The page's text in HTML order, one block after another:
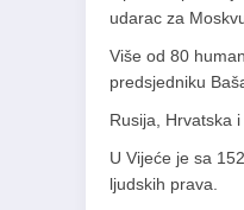
udarac za
Više od 80
predsjedniku
Rusija, Hrvatska
U Vijeće je sa
ljudskih prava.